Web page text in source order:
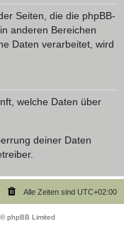
Seiten, die die phpBB-
anderen Bereichen
Daten verarbeitet, wird
welche Daten über
deiner Daten
Alle Zeiten sind UTC+02:00
phpBB Limited